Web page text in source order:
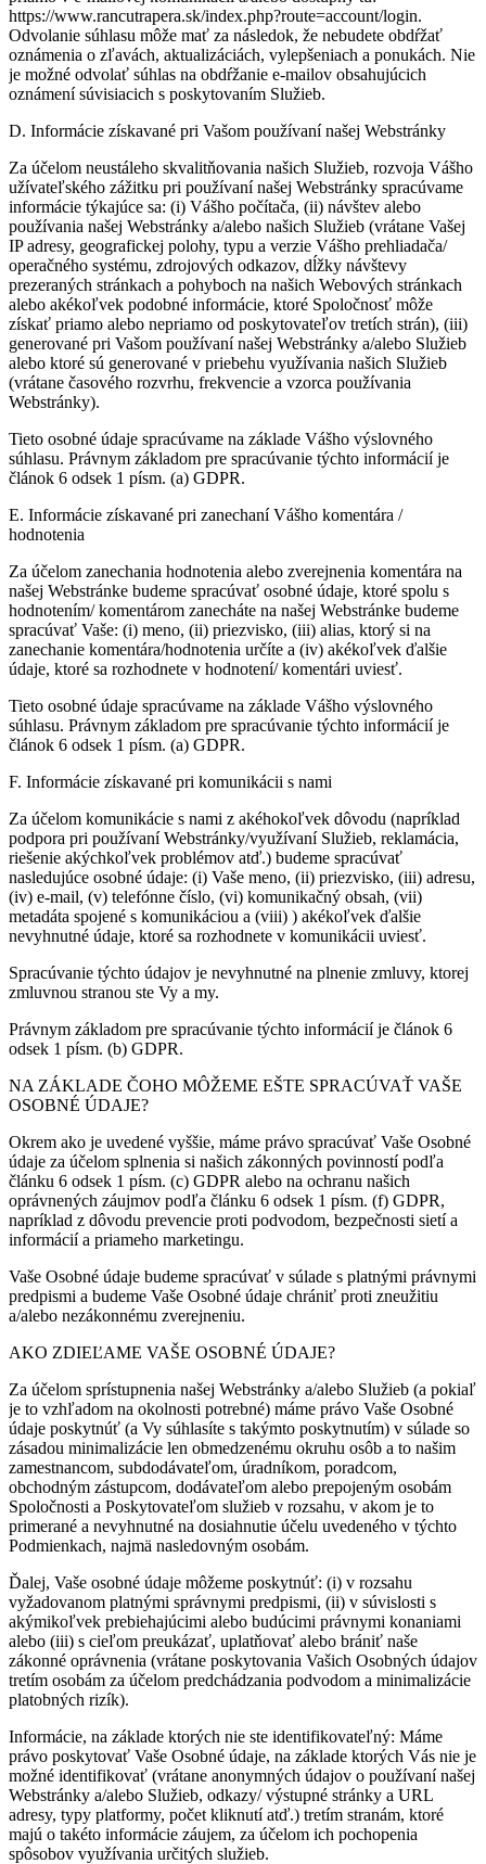
https://www.rancutrapera.sk/index.php?route=account/login.
Odvolanie súhlasu môže mať za následok, že nebudete obdŕžať
oznámenia o zľavách, aktualizáciách, vylepšeniach a ponukách. Nie
je možné odvolať súhlas na obdŕžanie e-mailov obsahujúcich
oznámení súvisiacich s poskytovaním Služieb.
D. Informácie získavané pri Vašom používaní našej Webstránky
Za účelom neustáleho skvalitňovania našich Služieb, rozvoja Vášho
užívateľského zážitku pri používaní našej Webstránky spracúvame
informácie týkajúce sa: (i) Vášho počítača, (ii) návštev alebo
používania našej Webstránky a/alebo našich Služieb (vrátane Vašej
IP adresy, geografickej polohy, typu a verzie Vášho prehliadača/
operačného systému, zdrojových odkazov, dĺžky návštevy
prezeraných stránkach a pohyboch na našich Webových stránkach
alebo akékoľvek podobné informácie, ktoré Spoločnosť môže
získať priamo alebo nepriamo od poskytovateľov tretích strán), (iii)
generované pri Vašom používaní našej Webstránky a/alebo Služieb
alebo ktoré sú generované v priebehu využívania našich Služieb
(vrátane časového rozvrhu, frekvencie a vzorca používania
Webstránky).
Tieto osobné údaje spracúvame na základe Vášho výslovného
súhlasu. Právnym základom pre spracúvanie týchto informácií je
článok 6 odsek 1 písm. (a) GDPR.
E. Informácie získavané pri zanechaní Vášho komentára /
hodnotenia
Za účelom zanechania hodnotenia alebo zverejnenia komentára na
našej Webstránke budeme spracúvať osobné údaje, ktoré spolu s
hodnotením/ komentárom zanecháte na našej Webstránke budeme
spracúvať Vaše: (i) meno, (ii) priezvisko, (iii) alias, ktorý si na
zanechanie komentára/hodnotenia určíte a (iv) akékoľvek ďalšie
údaje, ktoré sa rozhodnete v hodnotení/ komentári uviesť.
Tieto osobné údaje spracúvame na základe Vášho výslovného
súhlasu. Právnym základom pre spracúvanie týchto informácií je
článok 6 odsek 1 písm. (a) GDPR.
F. Informácie získavané pri komunikácii s nami
Za účelom komunikácie s nami z akéhokoľvek dôvodu (napríklad
podpora pri používaní Webstránky/využívaní Služieb, reklamácia,
riešenie akýchkoľvek problémov atď.) budeme spracúvať
nasledujúce osobné údaje: (i) Vaše meno, (ii) priezvisko, (iii) adresu,
(iv) e-mail, (v) telefónne číslo, (vi) komunikačný obsah, (vii)
metadáta spojené s komunikáciou a (viii) ) akékoľvek ďalšie
nevyhnutné údaje, ktoré sa rozhodnete v komunikácii uviesť.
Spracúvanie týchto údajov je nevyhnutné na plnenie zmluvy, ktorej
zmluvnou stranou ste Vy a my.
Právnym základom pre spracúvanie týchto informácií je článok 6
odsek 1 písm. (b) GDPR.
NA ZÁKLADE ČOHO MÔŽEME EŠTE SPRACÚVAŤ VAŠE
OSOBNÉ ÚDAJE?
Okrem ako je uvedené vyššie, máme právo spracúvať Vaše Osobné
údaje za účelom splnenia si našich zákonných povinností podľa
článku 6 odsek 1 písm. (c) GDPR alebo na ochranu našich
oprávnených záujmov podľa článku 6 odsek 1 písm. (f) GDPR,
napríklad z dôvodu prevencie proti podvodom, bezpečnosti sietí a
informácií a priameho marketingu.
Vaše Osobné údaje budeme spracúvať v súlade s platnými právnymi
predpismi a budeme Vaše Osobné údaje chrániť proti zneužitiu
a/alebo nezákonnému zverejneniu.
AKO ZDIEĽAME VAŠE OSOBNÉ ÚDAJE?
Za účelom sprístupnenia našej Webstránky a/alebo Služieb (a pokiaľ
je to vzhľadom na okolnosti potrebné) máme právo Vaše Osobné
údaje poskytnúť (a Vy súhlasíte s takýmto poskytnutím) v súlade so
zásadou minimalizácie len obmedzenému okruhu osôb a to našim
zamestnancom, subdodávateľom, úradníkom, poradcom,
obchodným zástupcom, dodávateľom alebo prepojeným osobám
Spoločnosti a Poskytovateľom služieb v rozsahu, v akom je to
primerané a nevyhnutné na dosiahnutie účelu uvedeného v týchto
Podmienkach, najmä nasledovným osobám.
Ďalej, Vaše osobné údaje môžeme poskytnúť: (i) v rozsahu
vyžadovanom platnými správnymi predpismi, (ii) v súvislosti s
akýmikoľvek prebiehajúcimi alebo budúcimi právnymi konaniami
alebo (iii) s cieľom preukázať, uplatňovať alebo brániť naše
zákonné oprávnenia (vrátane poskytovania Vašich Osobných údajov
tretím osobám za účelom predchádzania podvodom a minimalizácie
platobných rizík).
Informácie, na základe ktorých nie ste identifikovateľný: Máme
právo poskytovať Vaše Osobné údaje, na základe ktorých Vás nie je
možné identifikovať (vrátane anonymných údajov o používaní našej
Webstránky a/alebo Služieb, odkazy/ výstupné stránky a URL
adresy, typy platformy, počet kliknutí atď.) tretím stranám, ktoré
majú o takéto informácie záujem, za účelom ich pochopenia
spôsobov využívania určitých služieb.